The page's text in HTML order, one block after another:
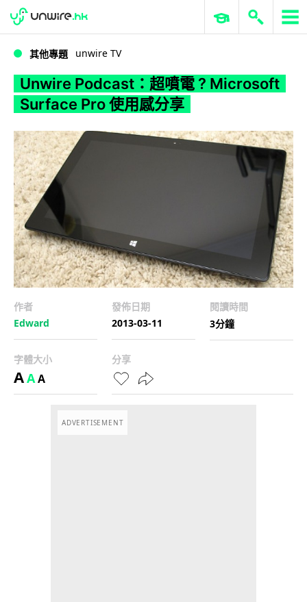
WWDC 2026 ERP 與商業 AI
其他專題 unwire TV
Unwire Podcast：超噴電 ? Microsoft
Surface Pro 使用感分享
作者
Edward
發佈日期
2013-03-11
閱讀時間
3分鐘
字體大小
AAA
分享
ADVERTISEMENT